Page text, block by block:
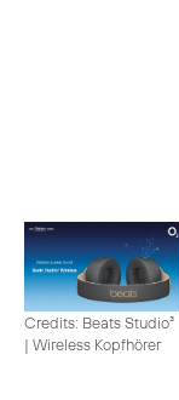
Credits: Beats Studio³
| Wireless Kopfhörer